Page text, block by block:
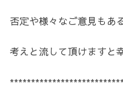
否定や様々なご意見もあ
考えと流して頂けますと